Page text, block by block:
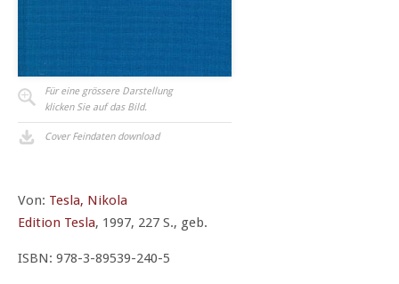
Für eine grössere Darstellung
klicken Sie auf das Bild.
Cover Feindaten download
Von: Tesla, Nikola
Edition Tesla, 1997, 227 S., geb.
ISBN: 978-3-89539-240-5